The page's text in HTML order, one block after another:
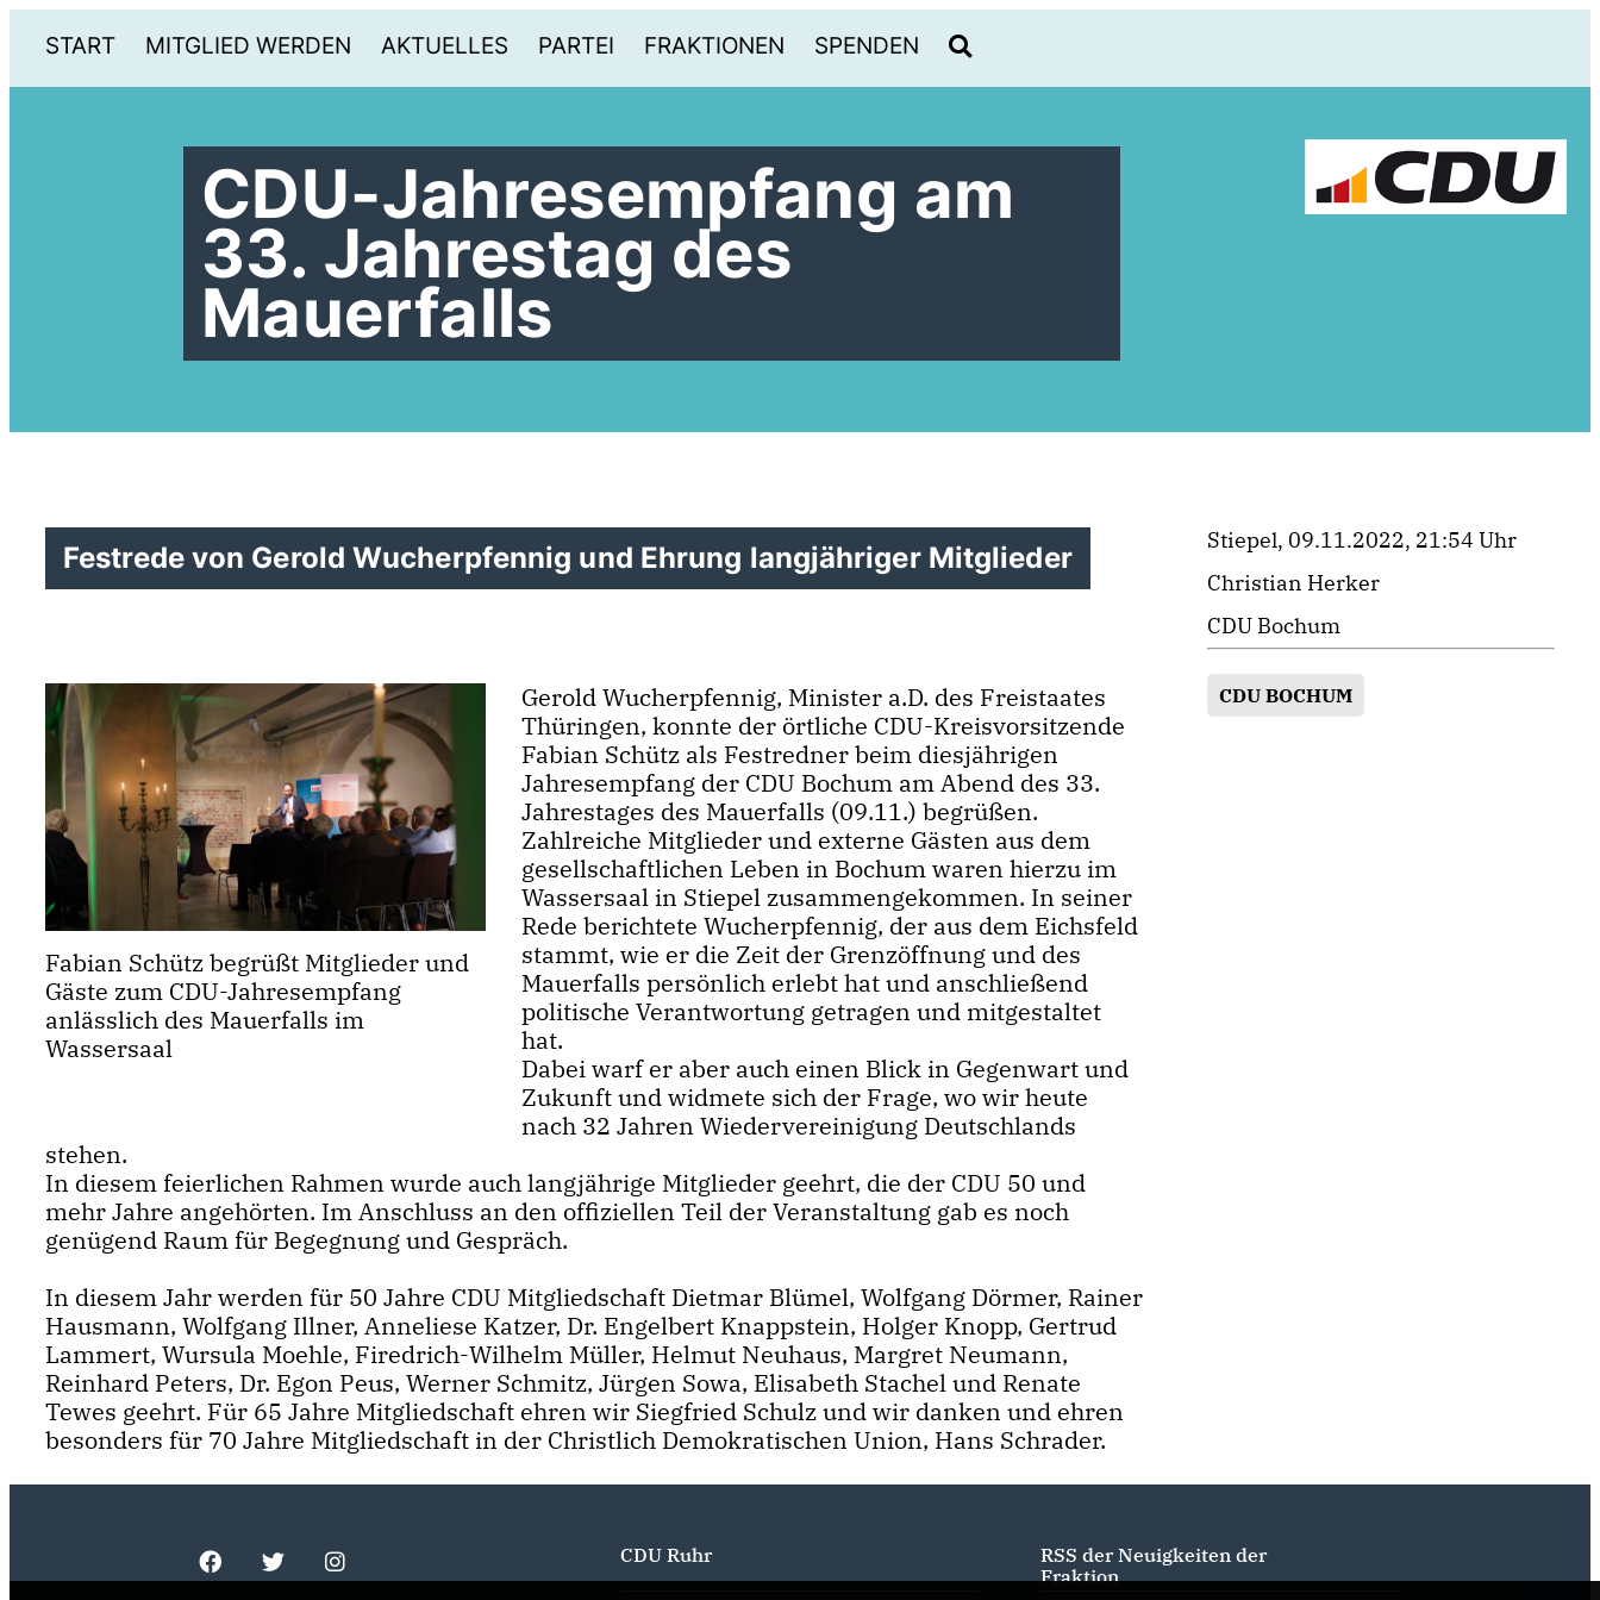
START MITGLIED WERDEN AKTUELLES PARTEI FRAKTIONEN SPENDEN
CDU-Jahresempfang am
33. Jahrestag des
Mauerfalls
Festrede von Gerold Wucherpfennig und Ehrung langjähriger Mitglieder
Fabian Schütz begrüßt Mitglieder und
Gäste zum CDU-Jahresempfang
anlässlich des Mauerfalls im
Wassersaal
Gerold Wucherpfennig, Minister a.D. des Freistaates
Thüringen, konnte der örtliche CDU-Kreisvorsitzende
Fabian Schütz als Festredner beim diesjährigen
Jahresempfang der CDU Bochum am Abend des 33.
Jahrestages des Mauerfalls (09.11.) begrüßen.
Zahlreiche Mitglieder und externe Gästen aus dem
gesellschaftlichen Leben in Bochum waren hierzu im
Wassersaal in Stiepel zusammengekommen. In seiner
Rede berichtete Wucherpfennig, der aus dem Eichsfeld
stammt, wie er die Zeit der Grenzöffnung und des
Mauerfalls persönlich erlebt hat und anschließend
politische Verantwortung getragen und mitgestaltet
hat.
Dabei warf er aber auch einen Blick in Gegenwart und
Zukunft und widmete sich der Frage, wo wir heute
nach 32 Jahren Wiedervereinigung Deutschlands
stehen.
In diesem feierlichen Rahmen wurde auch langjährige Mitglieder geehrt, die der CDU 50 und
mehr Jahre angehörten. Im Anschluss an den offiziellen Teil der Veranstaltung gab es noch
genügend Raum für Begegnung und Gespräch.
In diesem Jahr werden für 50 Jahre CDU Mitgliedschaft Dietmar Blümel, Wolfgang Dörmer, Rainer
Hausmann, Wolfgang Illner, Anneliese Katzer, Dr. Engelbert Knappstein, Holger Knopp, Gertrud
Lammert, Wursula Moehle, Firedrich-Wilhelm Müller, Helmut Neuhaus, Margret Neumann,
Reinhard Peters, Dr. Egon Peus, Werner Schmitz, Jürgen Sowa, Elisabeth Stachel und Renate
Tewes geehrt. Für 65 Jahre Mitgliedschaft ehren wir Siegfried Schulz und wir danken und ehren
besonders für 70 Jahre Mitgliedschaft in der Christlich Demokratischen Union, Hans Schrader.
Stiepel, 09.11.2022, 21:54 Uhr
Christian Herker
CDU Bochum
CDU BOCHUM
CDU Ruhr
RSS der Neuigkeiten der
Fraktion